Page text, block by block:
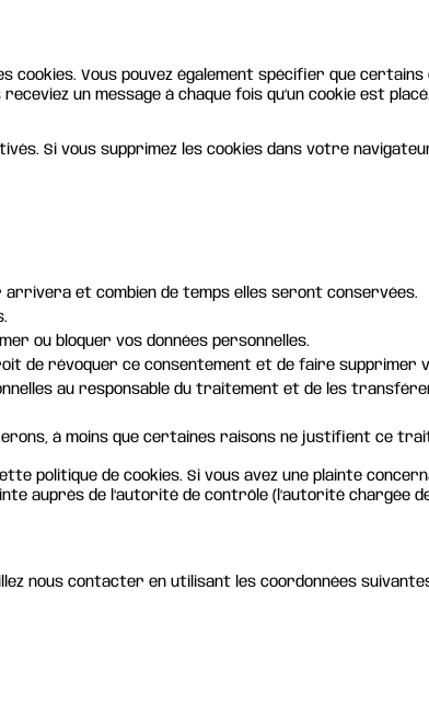
Vous pouvez également spécifier que
un message à chaque fois qu’un cookie est
Si vous supprimez les cookies dans votre
arrivera et combien de temps elles seront conservées.
ou bloquer vos données personnelles.
de révoquer ce consentement et de faire supprimer
au responsable du traitement et de les
à moins que certaines raisons ne justifient ce
politique de cookies. Si vous avez une plainte
auprès de l’autorité de contrôle (l’autorité chargée
nous contacter en utilisant les coordonnées